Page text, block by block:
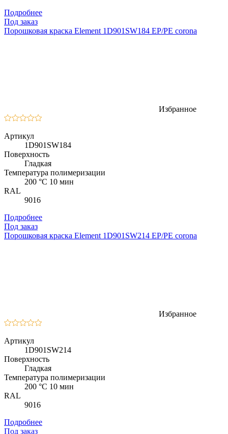
Подробнее
Под заказ
Порошковая краска Element 1D901SW184 EP/PE corona
Избранное
Артикул
1D901SW184
Поверхность
Гладкая
Температура полимеризации
200 °C 10 мин
RAL
9016
Подробнее
Под заказ
Порошковая краска Element 1D901SW214 EP/PE corona
Избранное
Артикул
1D901SW214
Поверхность
Гладкая
Температура полимеризации
200 °C 10 мин
RAL
9016
Подробнее
Под заказ